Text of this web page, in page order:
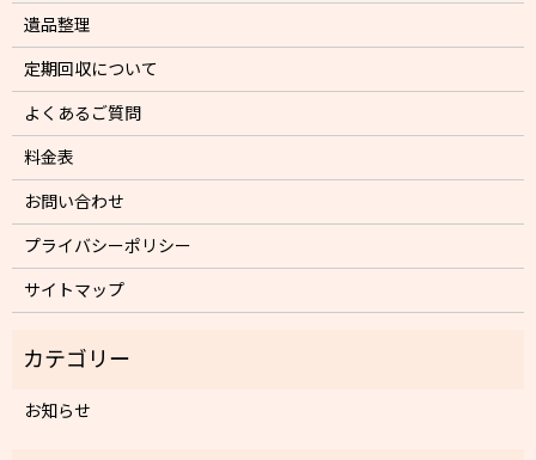
遺品整理
定期回収について
よくあるご質問
料金表
お問い合わせ
プライバシーポリシー
サイトマップ
お知らせ